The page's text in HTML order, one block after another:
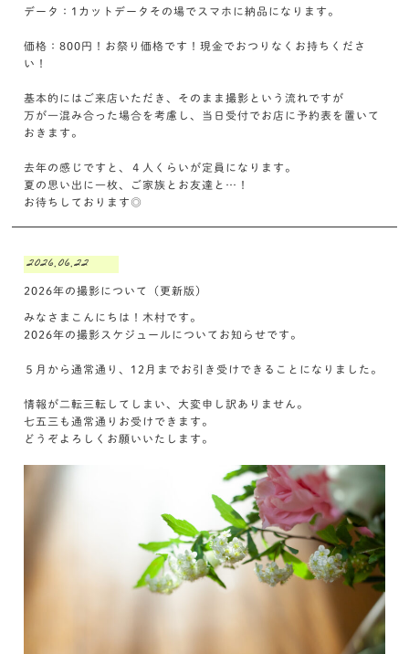
データ：1カットデータその場でスマホに納品になります。
価格：800円！お祭り価格です！現金でおつりなくお持ちくださ
い！
基本的にはご来店いただき、そのまま撮影という流れですが
万が一混み合った場合を考慮し、当日受付でお店に予約表を置いて
おきます。
去年の感じですと、４人くらいが定員になります。
夏の思い出に一枚、ご家族とお友達と…！
お待ちしております◎
2026.06.22
2026年の撮影について（更新版）
みなさまこんにちは！木村です。
2026年の撮影スケジュールについてお知らせです。
５月から通常通り、12月までお引き受けできることになりました。
情報が二転三転してしまい、大変申し訳ありません。
七五三も通常通りお受けできます。
どうぞよろしくお願いいたします。